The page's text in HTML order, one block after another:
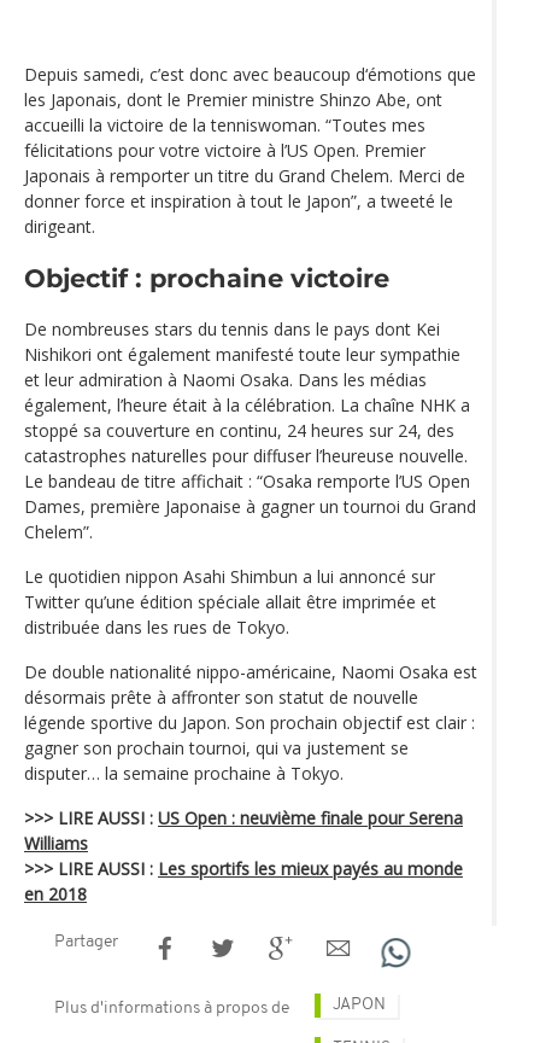
Depuis samedi, c’est donc avec beaucoup d‘émotions que
les Japonais, dont le Premier ministre Shinzo Abe, ont
accueilli la victoire de la tenniswoman. “Toutes mes
félicitations pour votre victoire à l’US Open. Premier
Japonais à remporter un titre du Grand Chelem. Merci de
donner force et inspiration à tout le Japon”, a tweeté le
dirigeant.
Objectif : prochaine victoire
De nombreuses stars du tennis dans le pays dont Kei
Nishikori ont également manifesté toute leur sympathie
et leur admiration à Naomi Osaka. Dans les médias
également, l’heure était à la célébration. La chaîne NHK a
stoppé sa couverture en continu, 24 heures sur 24, des
catastrophes naturelles pour diffuser l’heureuse nouvelle.
Le bandeau de titre affichait : “Osaka remporte l’US Open
Dames, première Japonaise à gagner un tournoi du Grand
Chelem”.
Le quotidien nippon Asahi Shimbun a lui annoncé sur
Twitter qu’une édition spéciale allait être imprimée et
distribuée dans les rues de Tokyo.
De double nationalité nippo-américaine, Naomi Osaka est
désormais prête à affronter son statut de nouvelle
légende sportive du Japon. Son prochain objectif est clair :
gagner son prochain tournoi, qui va justement se
disputer… la semaine prochaine à Tokyo.
>>> LIRE AUSSI : US Open : neuvième finale pour Serena
Williams
>>> LIRE AUSSI : Les sportifs les mieux payés au monde
en 2018
Partager
Plus d'informations à propos de JAPON